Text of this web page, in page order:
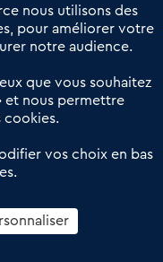
aux transactions
du commerce de
nous utilisons des
pour améliorer votre
notre audience.
que vous souhaitez
et nous permettre
cookies.
vos choix en bas